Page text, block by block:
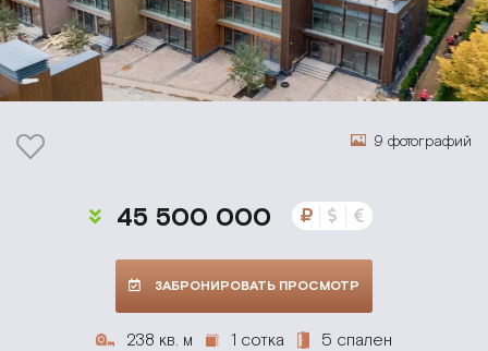
9 фотографий
45 500 000
ЗАБРОНИРОВАТЬ ПРОСМОТР
238 кв. м 1 сотка 5 спален